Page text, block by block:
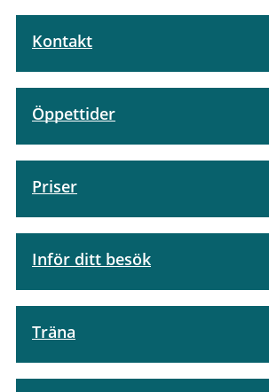
Kontakt
Öppettider
Priser
Inför ditt besök
Träna